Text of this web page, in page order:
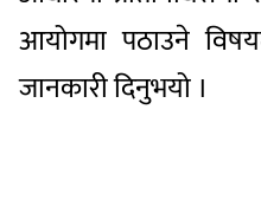
आयोगमा पठाउने
जानकारी दिनुभयो ।